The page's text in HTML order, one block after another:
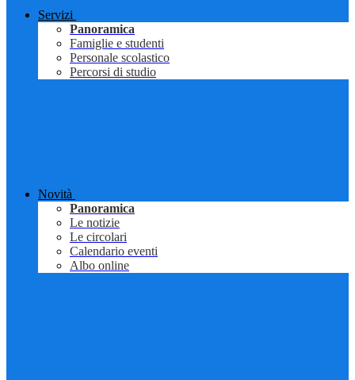
Servizi
Panoramica
Famiglie e studenti
Personale scolastico
Percorsi di studio
Novità
Panoramica
Le notizie
Le circolari
Calendario eventi
Albo online